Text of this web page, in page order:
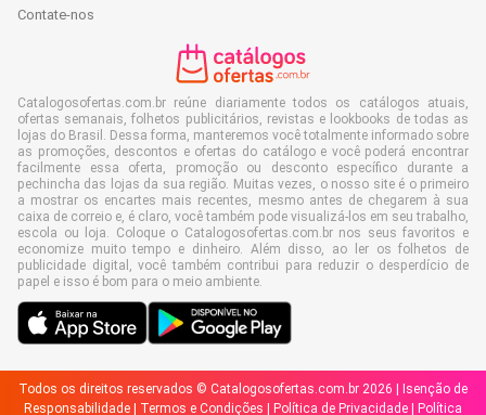
Contate-nos
Catalogosofertas.com.br reúne diariamente todos os catálogos atuais,
ofertas semanais, folhetos publicitários, revistas e lookbooks de todas as
lojas do Brasil. Dessa forma, manteremos você totalmente informado sobre
as promoções, descontos e ofertas do catálogo e você poderá encontrar
facilmente essa oferta, promoção ou desconto específico durante a
pechincha das lojas da sua região. Muitas vezes, o nosso site é o primeiro
a mostrar os encartes mais recentes, mesmo antes de chegarem à sua
caixa de correio e, é claro, você também pode visualizá-los em seu trabalho,
escola ou loja. Coloque o Catalogosofertas.com.br nos seus favoritos e
economize muito tempo e dinheiro. Além disso, ao ler os folhetos de
publicidade digital, você também contribui para reduzir o desperdício de
papel e isso é bom para o meio ambiente.
Todos os direitos reservados © Catalogosofertas.com.br 2026 | Isenção de
Responsabilidade | Termos e Condições | Política de Privacidade | Política